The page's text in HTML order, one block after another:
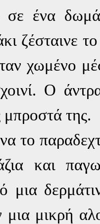
σε ένα
ζέσταινε
χωμένο
Ο
μπροστά της.
το
και
μια
μια μικρή